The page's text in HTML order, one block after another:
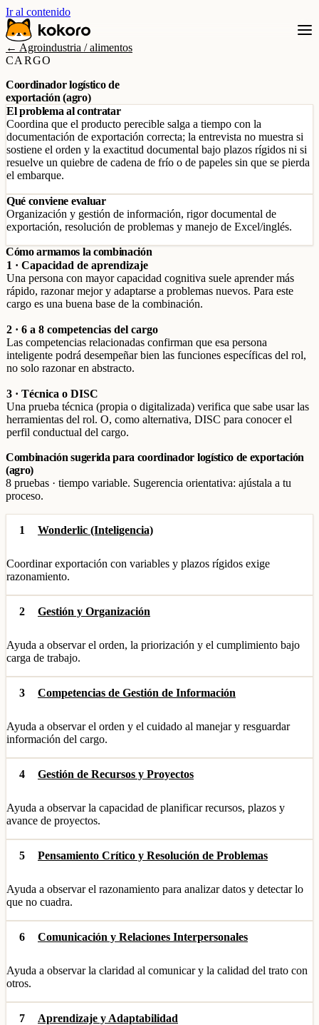
Ir al contenido
← Agroindustria / alimentos
CARGO
Coordinador logístico de
exportación (agro)
El problema al contratar
Coordina que el producto perecible salga a tiempo con la
documentación de exportación correcta; la entrevista no muestra si
sostiene el orden y la exactitud documental bajo plazos rígidos ni si
resuelve un quiebre de cadena de frío o de papeles sin que se pierda
el embarque.
Qué conviene evaluar
Organización y gestión de información, rigor documental de
exportación, resolución de problemas y manejo de Excel/inglés.
Cómo armamos la combinación
1 · Capacidad de aprendizaje
Una persona con mayor capacidad cognitiva suele aprender más
rápido, razonar mejor y adaptarse a problemas nuevos. Para este
cargo es una buena base de la combinación.
2 · 6 a 8 competencias del cargo
Las competencias relacionadas confirman que esa persona
inteligente podrá desempeñar bien las funciones específicas del rol,
no solo razonar en abstracto.
3 · Técnica o DISC
Una prueba técnica (propia o digitalizada) verifica que sabe usar las
herramientas del rol. O, como alternativa, DISC para conocer el
perfil conductual del cargo.
Combinación sugerida para coordinador logístico de exportación
(agro)
8 pruebas · tiempo variable. Sugerencia orientativa: ajústala a tu
proceso.
1 Wonderlic (Inteligencia)
Coordinar exportación con variables y plazos rígidos exige
razonamiento.
2 Gestión y Organización
Ayuda a observar el orden, la priorización y el cumplimiento bajo
carga de trabajo.
3 Competencias de Gestión de Información
Ayuda a observar el orden y el cuidado al manejar y resguardar
información del cargo.
4 Gestión de Recursos y Proyectos
Ayuda a observar la capacidad de planificar recursos, plazos y
avance de proyectos.
5 Pensamiento Crítico y Resolución de Problemas
Ayuda a observar el razonamiento para analizar datos y detectar lo
que no cuadra.
6 Comunicación y Relaciones Interpersonales
Ayuda a observar la claridad al comunicar y la calidad del trato con
otros.
7 Aprendizaje y Adaptabilidad